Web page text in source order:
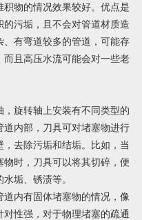
物的情况效果较好。优点是
污垢，且不会对管道材质造
有弯道较多的管道，可能存
且高压水流可能会对一些老
旋转轴上安装有不同类型的
内部，刀具可对堵塞物进行
去除污垢和结垢。比如，当
时，刀具可以将其切碎，便
垢、锈渍等。
内有固体堵塞物的情况，像
性强，对于物理堵塞的疏通